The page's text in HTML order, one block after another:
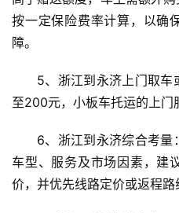
按一定保险费率计算，以确
障。
5、浙江到永济上门取
至200元，小板车托运的上门
6、浙江到永济综合考量
车型、服务及市场因素，建
价，并优先线路定价或返程路